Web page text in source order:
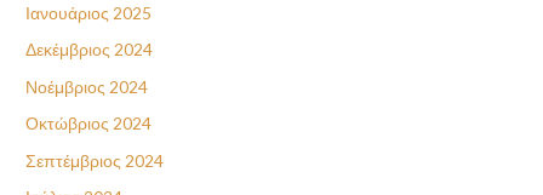
Ιανουάριος 2025
Δεκέμβριος 2024
Νοέμβριος 2024
Οκτώβριος 2024
Σεπτέμβριος 2024